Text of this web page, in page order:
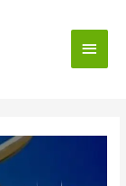
Main